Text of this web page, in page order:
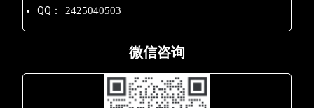
QQ： 2425040503
微信咨询